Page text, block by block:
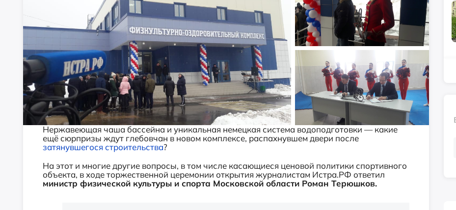
Нержавеющая чаша бассейна и уникальная немецкая система водоподготовки — какие
ещё сюрпризы ждут глебовчан в новом комплексе, распахнувшем двери после
затянувшегося строительства?
На этот и многие другие вопросы, в том числе касающиеся ценовой политики спортивного
объекта, в ходе торжественной церемонии открытия журналистам Истра.РФ ответил
министр физической культуры и спорта Московской области Роман Терюшков.